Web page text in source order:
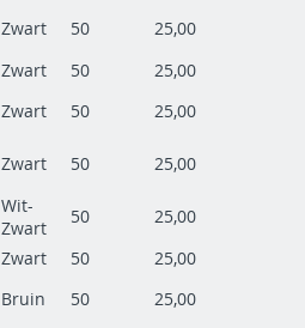
Zwart 50
25,00
Zwart 50
25,00
Zwart 50
25,00
Zwart 50
25,00
Wit-
Zwart
50
25,00
Zwart 50
25,00
Bruin 50
25,00